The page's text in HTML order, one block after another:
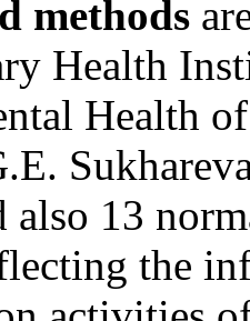
methods
Health
Health
also 13
the